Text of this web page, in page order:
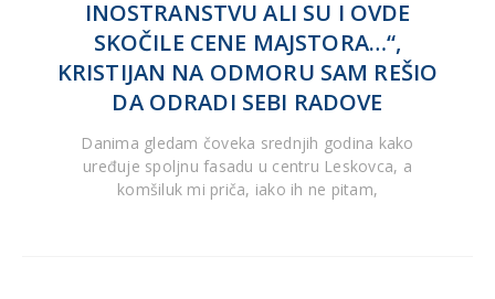
INOSTRANSTVU ALI SU I OVDE
SKOČILE CENE MAJSTORA…“,
KRISTIJAN NA ODMORU SAM REŠIO
DA ODRADI SEBI RADOVE
Danima gledam čoveka srednjih godina kako
uređuje spoljnu fasadu u centru Leskovca, a
komšiluk mi priča, iako ih ne pitam,